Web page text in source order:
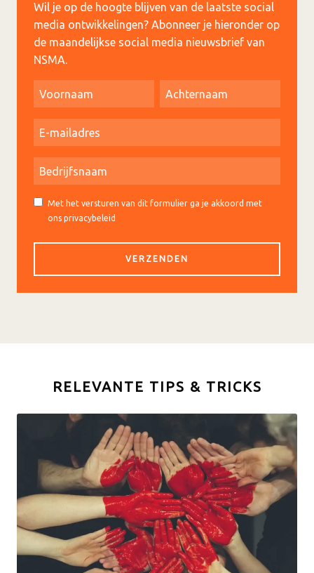
Wil je op de hoogte blijven van de laatste social
media ontwikkelingen? Abonneer je hieronder op
de maandelijkse social media nieuwsbrief van
NSMA.
Met het versturen van dit formulier ga je akkoord met
ons privacybeleid
RELEVANTE TIPS & TRICKS